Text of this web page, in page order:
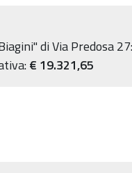
di Via Predosa 27:
€ 19.321,65